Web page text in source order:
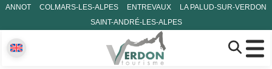
ANNOT COLMARS-LES-ALPES ENTREVAUX
LA PALUD-SUR-VERDON
SAINT-ANDRÉ-LES-ALPES